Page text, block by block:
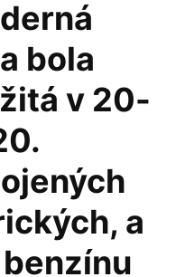
bola
v 20-
a